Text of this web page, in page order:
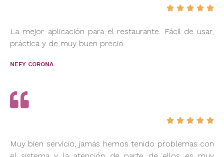
    
La mejor aplicación para el restaurante. Fácil de usar,
práctica y de muy buen precio
NEFY CORONA
    
Muy bien servicio, jamás hemos tenido problemas con